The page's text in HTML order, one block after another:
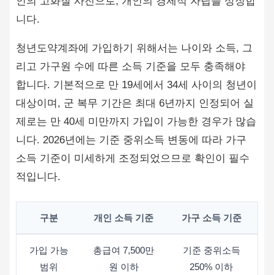
청년도약계좌에 가입하기 위해서는 나이와 소득, 그
리고 가구원 수에 따른 소득 기준을 모두 충족해야
합니다. 기본적으로 만 19세에서 34세 사이의 청년이
대상이며, 군 복무 기간은 최대 6년까지 인정되어 실
제로는 만 40세 미만까지 가입이 가능한 경우가 많습
니다. 2026년에는 기준 중위소득 변동에 따라 가구
소득 기준이 미세하게 조정되었으므로 확인이 필수
적입니다.
구분 개인 소득 기준 가구 소득 기준
가입 가능
범위
총급여 7,500만
원 이하
기준 중위소득
250% 이하